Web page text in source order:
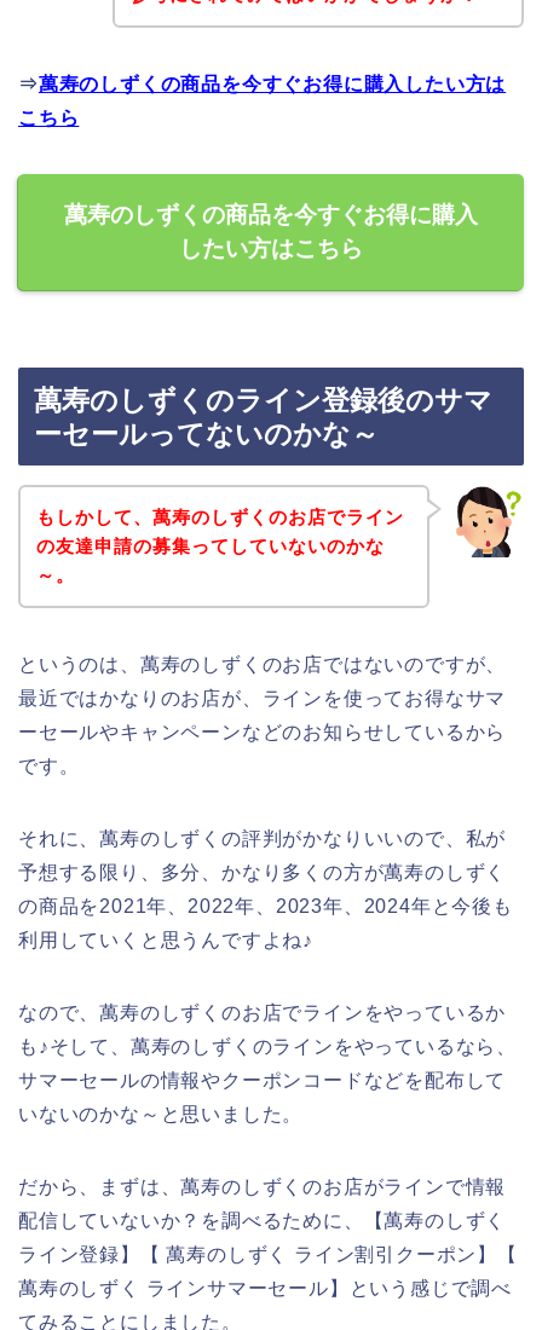
⇒萬寿のしずくの商品を今すぐお得に購入したい方は
こちら
萬寿のしずくの商品を今すぐお得に購入
したい方はこちら
萬寿のしずくのライン登録後のサマ
ーセールってないのかな～
もしかして、萬寿のしずくのお店でライン
の友達申請の募集ってしていないのかな
～。
というのは、萬寿のしずくのお店ではないのですが、
最近ではかなりのお店が、ラインを使ってお得なサマ
ーセールやキャンペーンなどのお知らせしているから
です。
それに、萬寿のしずくの評判がかなりいいので、私が
予想する限り、多分、かなり多くの方が萬寿のしずく
の商品を2021年、2022年、2023年、2024年と今後も
利用していくと思うんですよね♪
なので、萬寿のしずくのお店でラインをやっているか
も♪そして、萬寿のしずくのラインをやっているなら、
サマーセールの情報やクーポンコードなどを配布して
いないのかな～と思いました。
だから、まずは、萬寿のしずくのお店がラインで情報
配信していないか？を調べるために、【萬寿のしずく
ライン登録】【 萬寿のしずく ライン割引クーポン】【
萬寿のしずく ラインサマーセール】という感じで調べ
てみることにしました。